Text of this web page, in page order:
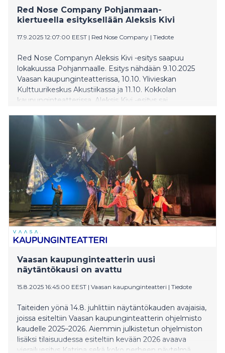
Red Nose Company Pohjanmaan-
kiertueella esityksellään Aleksis Kivi
17.9.2025 12:07:00 EEST | Red Nose Company | Tiedote
Red Nose Companyn Aleksis Kivi -esitys saapuu
lokakuussa Pohjanmaalle. Esitys nähdään 9.10.2025
Vaasan kaupunginteatterissa, 10.10. Ylivieskan
Kulttuurikeskus Akustiikassa ja 11.10. Kokkolan
kaupunginteatterissa. Aleksis Kivi -esitys sai
2022. Kiertue-esitykset ympäri Suomen ovat
hurmanneet sekä yleisön että kriitikot.
Teatteriklovneriaan erikoistunut kiertueteatteri Red
Nose Company viettää tänä vuonna 20-
vuotisjuhlavuottaan.
Vaasan kaupunginteatterin uusi
näytäntökausi on avattu
15.8.2025 16:45:00 EEST | Vaasan kaupunginteatteri | Tiedote
Taiteiden yönä 14.8. juhlittiin näytäntökauden avajaisia,
joissa esiteltiin Vaasan kaupunginteatterin ohjelmisto
kaudelle 2025–2026. Aiemmin julkistetun ohjelmiston
lisäksi tilaisuudessa esiteltiin kevään 2026 avaava
vierailuesitys Katrina sekä koko perheen näytelmä